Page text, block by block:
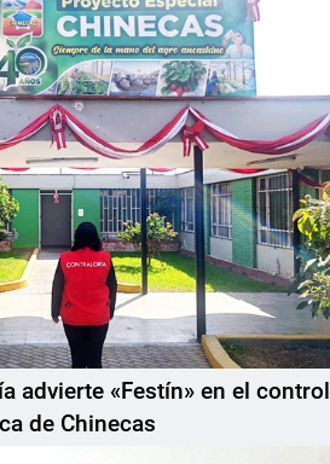
advierte «Festín» en el control
de Chinecas